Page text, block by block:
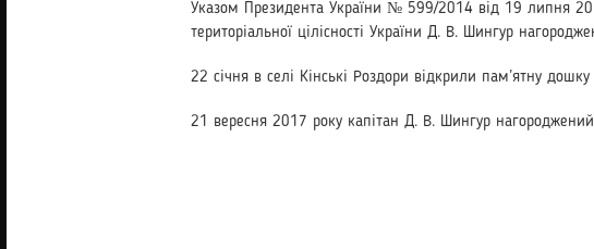
Указом Президента України № 599/2014 від 19 липня
територіальної цілісності України Д. В. Шингур
22 січня в селі Кінські Роздори відкрили пам’ятну
21 вересня 2017 року капітан Д. В. Шингур